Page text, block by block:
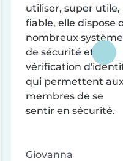
utiliser, super utile,
fiable, elle dispose
nombreux
de sécurité et de
vérification
qui permettent
membres de se
sentir en sécurité.
Giovanna